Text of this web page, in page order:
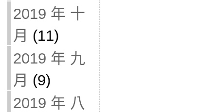
2019 年 十
月 (11)
2019 年 九
月 (9)
2019 年 八